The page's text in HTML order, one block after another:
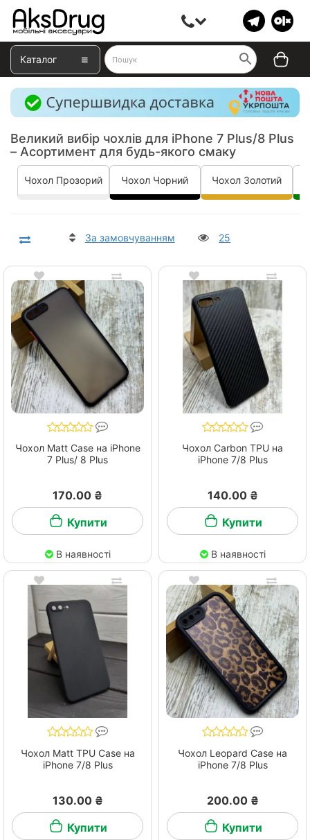
Каталог
Великий вибір чохлів для iPhone 7 Plus/8 Plus
– Асортимент для будь-якого смаку
Чохол Прозорий Чохол Чорний Чохол Золотий
За замовчуванням 25
Чохол Matt Case на iPhone
7 Plus/ 8 Plus
170.00 ₴
Купити
В наявності
Чохол Carbon TPU на
iPhone 7/8 Plus
140.00 ₴
Купити
В наявності
Чохол Matt TPU Case на
iPhone 7/8 Plus
130.00 ₴
Купити
Чохол Leopard Case на
iPhone 7/8 Plus
200.00 ₴
Купити